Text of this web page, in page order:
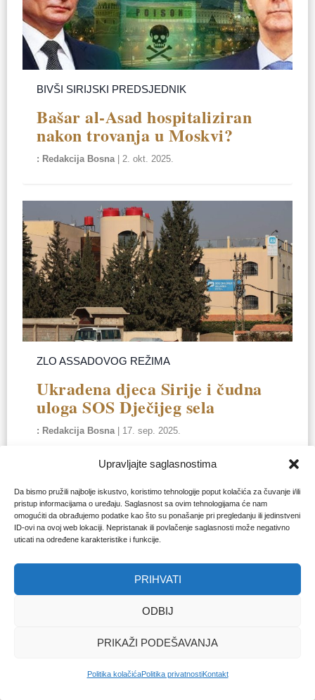
Upravljajte saglasnostima
Da bismo pružili najbolje iskustvo, koristimo tehnologije poput kolačića za čuvanje i/ili
pristup informacijama o uređaju. Saglasnost sa ovim tehnologijama će nam
omogućiti da obrađujemo podatke kao što su ponašanje pri pregledanju ili jedinstveni
ID-ovi na ovoj web lokaciji. Nepristanak ili povlačenje saglasnosti može negativno
uticati na određene karakteristike i funkcije.
PRIHVATI
ODBIJ
PRIKAŽI PODEŠAVANJA
Politika kolačićaPolitika privatnostiKontakt
BIVŠI SIRIJSKI PREDSJEDNIK
Bašar al-Asad hospitaliziran
nakon trovanja u Moskvi?
Redakcija Bosna|2. okt. 2025.
ZLO ASSADOVOG REŽIMA
Ukradena djeca Sirije i čudna
uloga SOS Dječijeg sela
Redakcija Bosna| 17. sep. 2025.
Assadovim tamnicama